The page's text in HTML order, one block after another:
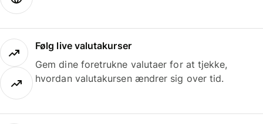
Følg live valutakurser
Gem dine foretrukne valutaer for at tjekke,
hvordan valutakursen ændrer sig over tid.